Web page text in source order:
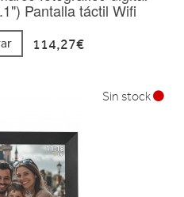
Pantalla táctil Wifi
114,27€
Sin stock